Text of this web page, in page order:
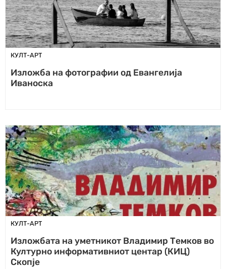
КУЛТ-АРТ
Изложба на фотографии од Евангелија
Иваноска
КУЛТ-АРТ
Изложбата на уметникот Владимир Темков во
Културно информативниот центар (КИЦ)
Скопје